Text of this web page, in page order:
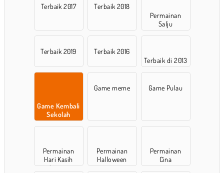
Terbaik 2017
Terbaik 2018
Permainan
Salju
Terbaik 2019
Terbaik 2016
Terbaik di 2013
Game Kembali
Sekolah
Game meme Game Pulau
Permainan
Hari Kasih
Sayang
Permainan
Halloween
Permainan
Cina